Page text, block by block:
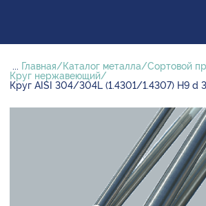
... Главная Каталог металла
Сортовой
Круг нержавеющий
Круг AISI 304/304L (1.4301/1.4307) H9 d